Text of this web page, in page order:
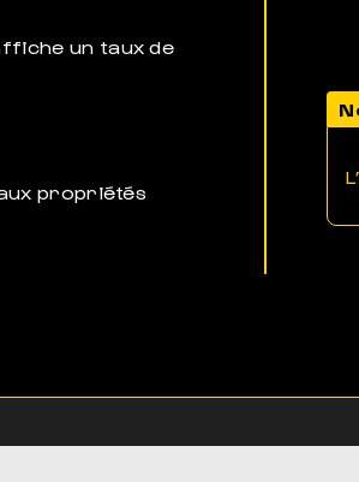
un taux de
propriétés